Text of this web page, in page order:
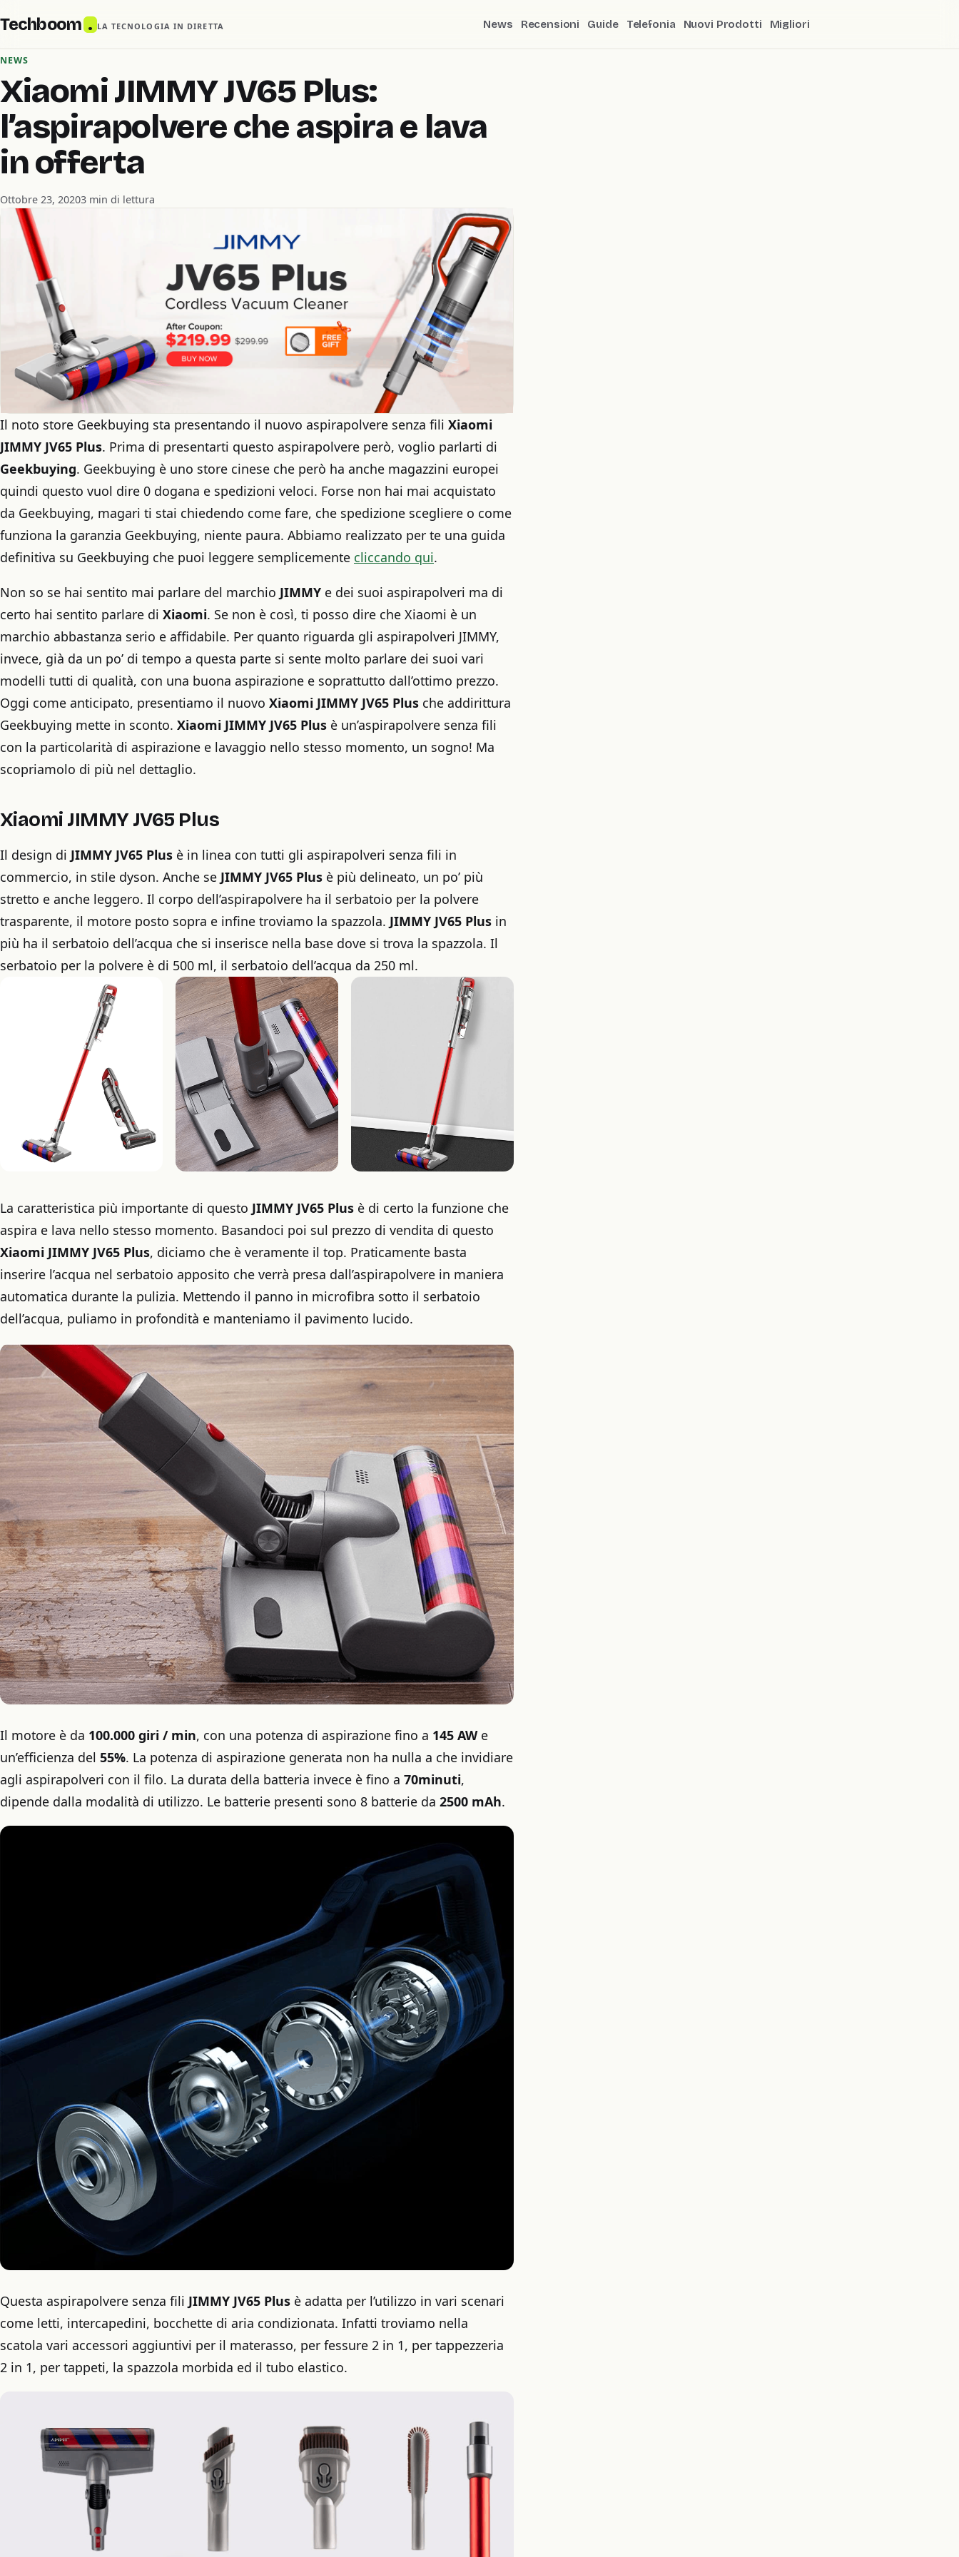
Techboom . LA TECNOLOGIA IN DIRETTA News Recensioni Guide Telefonia Nuovi Prodotti Migliori
NEWS
Xiaomi JIMMY JV65 Plus:
l’aspirapolvere che aspira e lava
in offerta
Ottobre 23, 20203 min di lettura
Il noto store Geekbuying sta presentando il nuovo aspirapolvere senza fili Xiaomi
JIMMY JV65 Plus. Prima di presentarti questo aspirapolvere però, voglio parlarti di
Geekbuying. Geekbuying è uno store cinese che però ha anche magazzini europei
quindi questo vuol dire 0 dogana e spedizioni veloci. Forse non hai mai acquistato
da Geekbuying, magari ti stai chiedendo come fare, che spedizione scegliere o come
funziona la garanzia Geekbuying, niente paura. Abbiamo realizzato per te una guida
definitiva su Geekbuying che puoi leggere semplicemente cliccando qui.
Non so se hai sentito mai parlare del marchio JIMMY e dei suoi aspirapolveri ma di
certo hai sentito parlare di Xiaomi. Se non è così, ti posso dire che Xiaomi è un
marchio abbastanza serio e affidabile. Per quanto riguarda gli aspirapolveri JIMMY,
invece, già da un po’ di tempo a questa parte si sente molto parlare dei suoi vari
modelli tutti di qualità, con una buona aspirazione e soprattutto dall’ottimo prezzo.
Oggi come anticipato, presentiamo il nuovo Xiaomi JIMMY JV65 Plus che addirittura
Geekbuying mette in sconto. Xiaomi JIMMY JV65 Plus è un’aspirapolvere senza fili
con la particolarità di aspirazione e lavaggio nello stesso momento, un sogno! Ma
scopriamolo di più nel dettaglio.
Xiaomi JIMMY JV65 Plus
Il design di JIMMY JV65 Plus è in linea con tutti gli aspirapolveri senza fili in
commercio, in stile dyson. Anche se JIMMY JV65 Plus è più delineato, un po’ più
stretto e anche leggero. Il corpo dell’aspirapolvere ha il serbatoio per la polvere
trasparente, il motore posto sopra e infine troviamo la spazzola. JIMMY JV65 Plus in
più ha il serbatoio dell’acqua che si inserisce nella base dove si trova la spazzola. Il
serbatoio per la polvere è di 500 ml, il serbatoio dell’acqua da 250 ml.
La caratteristica più importante di questo JIMMY JV65 Plus è di certo la funzione che
aspira e lava nello stesso momento. Basandoci poi sul prezzo di vendita di questo
Xiaomi JIMMY JV65 Plus, diciamo che è veramente il top. Praticamente basta
inserire l’acqua nel serbatoio apposito che verrà presa dall’aspirapolvere in maniera
automatica durante la pulizia. Mettendo il panno in microfibra sotto il serbatoio
dell’acqua, puliamo in profondità e manteniamo il pavimento lucido.
Il motore è da 100.000 giri / min, con una potenza di aspirazione fino a 145 AWe
un’efficienza del 55%. La potenza di aspirazione generata non ha nulla a che invidiare
agli aspirapolveri con il filo. La durata della batteria invece è fino a 70minuti,
dipende dalla modalità di utilizzo. Le batterie presenti sono 8 batterie da 2500 mAh.
Questa aspirapolvere senza fili JIMMY JV65 Plus è adatta per l’utilizzo in vari scenari
come letti, intercapedini, bocchette di aria condizionata. Infatti troviamo nella
scatola vari accessori aggiuntivi per il materasso, per fessure 2 in 1, per tappezzeria
2 in 1, per tappeti, la spazzola morbida ed il tubo elastico.